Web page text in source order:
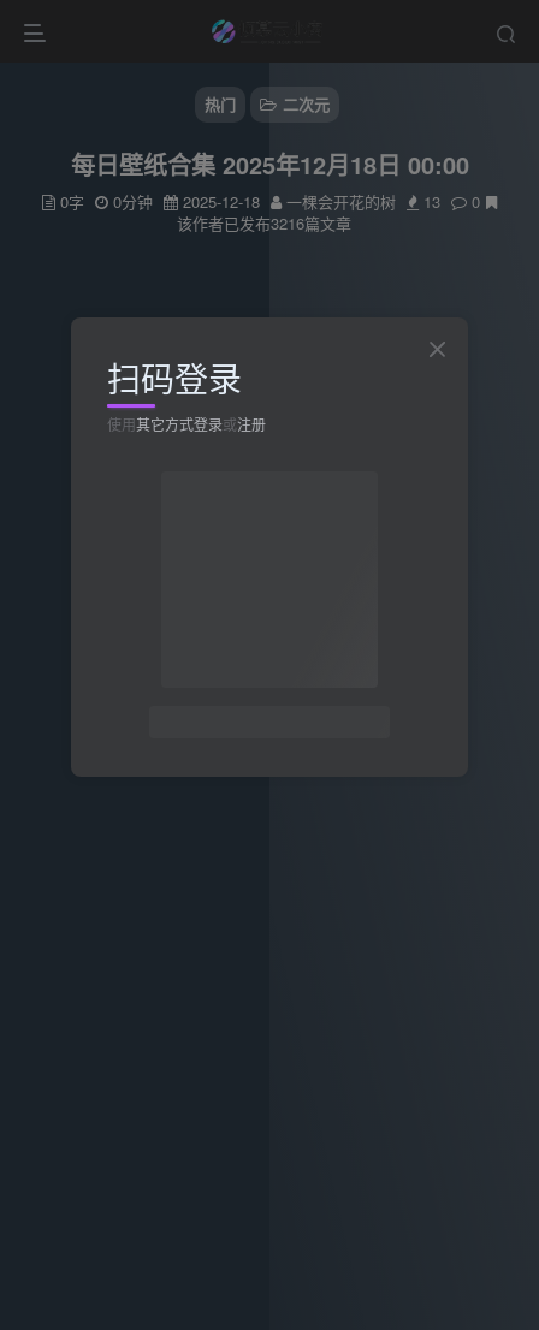
热门 二次元
每日壁纸合集 2025年12月18日 00:00
0字 0分钟 2025-12-18 一棵会开花的树 13
0
该作者已发布3216篇文章
扫码登录
使用其它方式登录或注册